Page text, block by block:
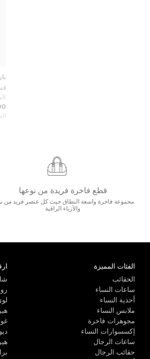
قطع فاخرة فريدة من نوعها
مجموعة فاخرة واسعة النطاق حيث كل عنصر فريد من
والأزياء الراقية
الفئات المميزة
الحقائب
ساعات النساء
أحذية النساء
ملابس النساء
مجوهرات فاخرة
إكسسوارات النساء
ساعات الرجال
حقائب الرجال